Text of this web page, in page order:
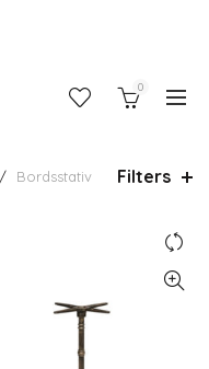
0
Bordsstativ Filters